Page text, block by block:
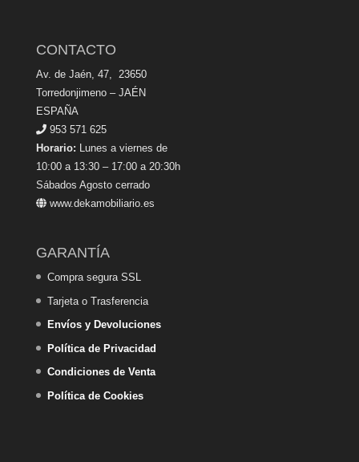
CONTACTO
Av. de Jaén, 47, 23650
Torredonjimeno – JAÉN
ESPAÑA
953 571 625
Horario: Lunes a viernes de
10:00 a 13:30 – 17:00 a 20:30h
Sábados Agosto cerrado
www.dekamobiliario.es
GARANTÍA
Compra segura SSL
Tarjeta o Trasferencia
Envíos y Devoluciones
Política de Privacidad
Condiciones de Venta
Política de Cookies